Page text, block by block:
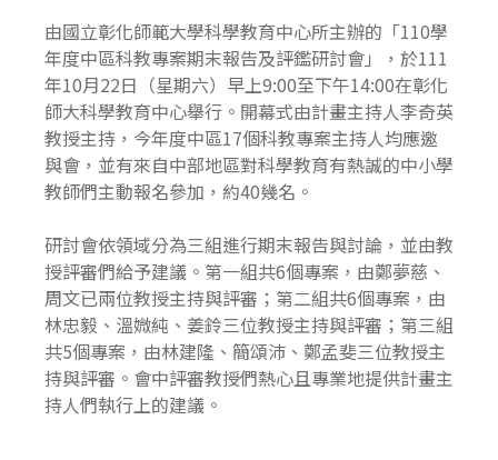
由國立彰化師範大學科學教育中心所主辦的「110學
年度中區科教專案期末報告及評鑑研討會」，於111
年10月22日（星期六）早上9:00至下午14:00在彰化
師大科學教育中心舉行。開幕式由計畫主持人李奇英
教授主持，今年度中區17個科教專案主持人均應邀
與會，並有來自中部地區對科學教育有熱誠的中小學
教師們主動報名參加，約40幾名。
研討會依領域分為三組進行期末報告與討論，並由教
授評審們給予建議。第一組共6個專案，由鄭夢慈、
周文已兩位教授主持與評審；第二組共6個專案，由
林忠毅、溫媺純、姜鈴三位教授主持與評審；第三組
共5個專案，由林建隆、簡頌沛、鄭孟斐三位教授主
持與評審。會中評審教授們熱心且專業地提供計畫主
持人們執行上的建議。